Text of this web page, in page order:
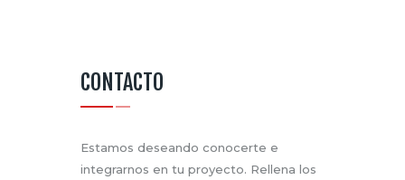
CONTACTO
Estamos deseando conocerte e
integrarnos en tu proyecto. Rellena los